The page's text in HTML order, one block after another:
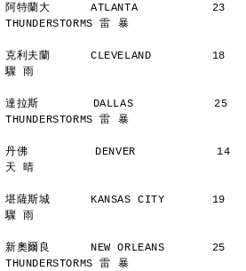
阿特蘭大      ATLANTA           23
THUNDERSTORMS 雷 暴
克利夫蘭      CLEVELAND         18
驟 雨
達拉斯        DALLAS            25
THUNDERSTORMS 雷 暴
丹佛          DENVER            14
天 晴
堪薩斯城      KANSAS CITY       19
驟 雨
新奧爾良      NEW ORLEANS       25
THUNDERSTORMS 雷 暴